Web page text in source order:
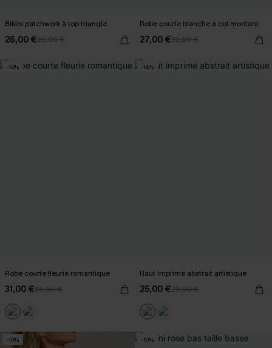
Bikini patchwork à top triangle
26,00 €29,00 €
Robe courte blanche à col montant
27,00 €32,00 €
-14%
Robe courte fleurie romantique
31,00 €36,00 €
-14%
Haut imprimé abstrait artistique
25,00 €29,00 €
-10% -10%